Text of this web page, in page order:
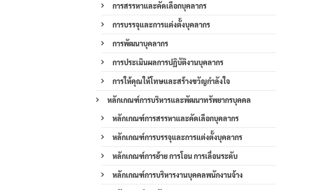
การสรรหาและคัดเลือกบุคลากร
การบรรจุและการแต่งตั้งบุคลากร
การพัฒนาบุคลากร
การประเมินผลการปฏิบัติงานบุคลากร
การให้คุณให้โทษและสร้างขวัญกำลังใจ
หลักเกณฑ์การบริหารและพัฒนาทรัพยากรบุคคล
หลักเกณฑ์การสรรหาและคัดเลือกบุคลากร
หลักเกณฑ์การบรรจุและการแต่งตั้งบุคลากร
หลักเกณฑ์การย้าย การโอน การเลื่อนระดับ
หลักเกณฑ์การบริหารงานบุคคลพนักงานจ้าง